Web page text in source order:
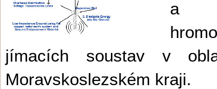
a
jímacích soustav v
Moravskoslezském kra­ji.